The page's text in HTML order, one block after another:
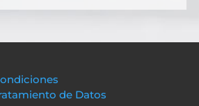
de Datos